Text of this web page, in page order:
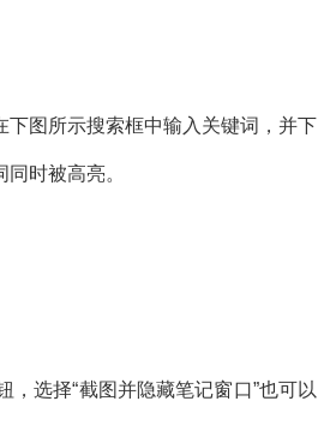
图所示搜索框中输入关键词，并下
时被高亮。
选择“截图并隐藏笔记窗口”也可以